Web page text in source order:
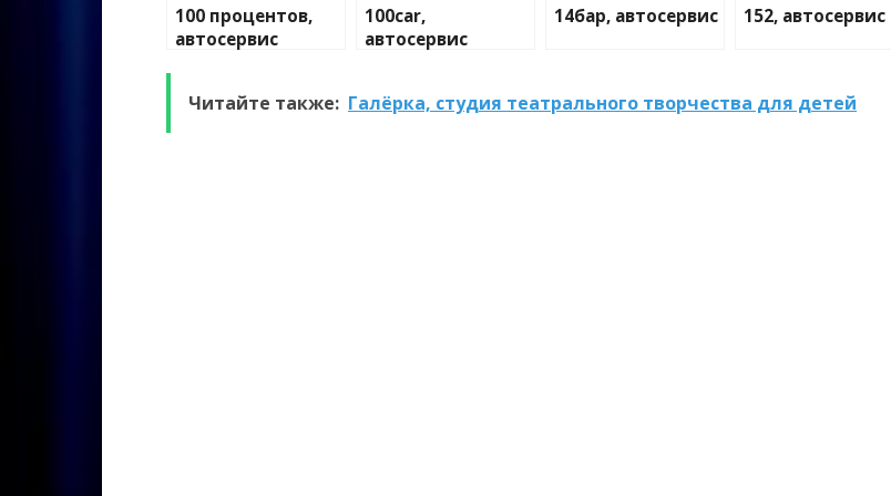
100 процентов,
автосервис
100car,
автосервис
14бар, автосервис 152, автосервис
Читайте также: Галëрка, студия театрального творчества для детей